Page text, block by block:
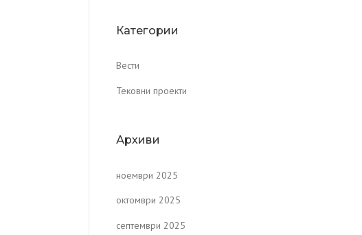
Категории
Вести
Тековни проекти
Архиви
ноември 2025
октомври 2025
септември 2025